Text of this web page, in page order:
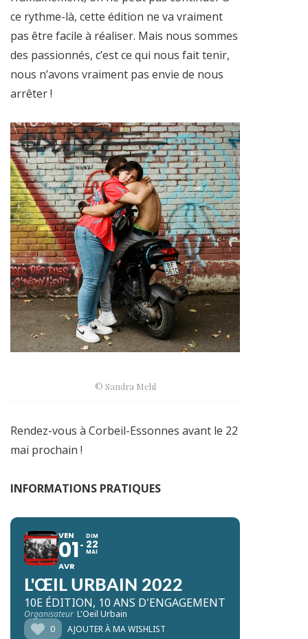
ce rythme-là, cette édition ne va vraiment
pas être facile à réaliser. Mais nous sommes
des passionnés, c’est ce qui nous fait tenir,
nous n’avons vraiment pas envie de nous
arrêter !
© Sandra Mehl
Rendez-vous à Corbeil-Essonnes avant le 22
mai prochain !
INFORMATIONS PRATIQUES
VEN
01
AVR
DIM
22
MAI
L'ŒIL URBAIN 2022
10E ÉDITION, 10 ANS D'ENGAGEMENT
Organisateur L'Oeil Urbain
0
AJOUTER À MA WISHLIST